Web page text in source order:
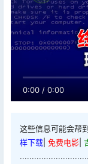
0:00 / 0:00
这些信息可能会帮
样下载 免费电影